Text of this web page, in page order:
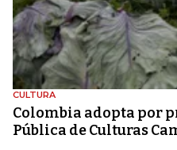
CULTURA
Colombia adopta por
Pública de Culturas